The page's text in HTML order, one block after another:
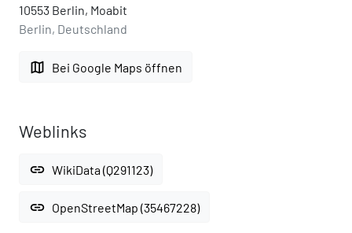
10553 Berlin, Moabit
Berlin, Deutschland
map Bei Google Maps öffnen
Weblinks
link WikiData (Q291123)
link OpenStreetMap (35467228)